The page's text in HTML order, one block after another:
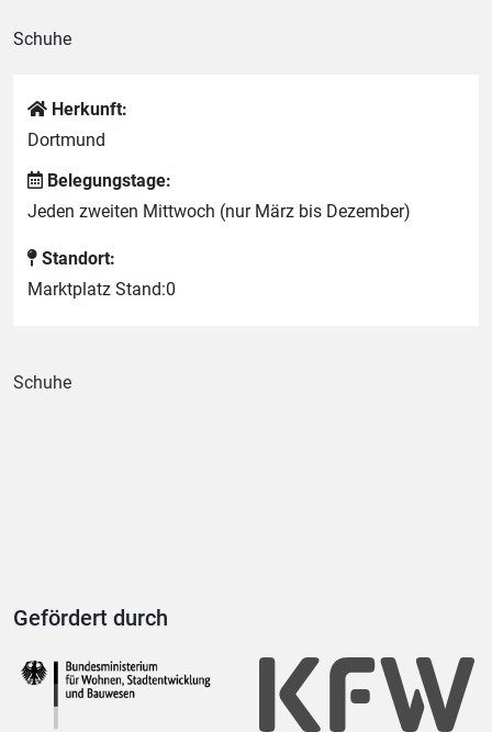
Schuhe
Herkunft:
Dortmund
Belegungstage:
Jeden zweiten Mittwoch (nur März bis Dezember)
Standort:
Marktplatz Stand:0
Schuhe
Gefördert durch